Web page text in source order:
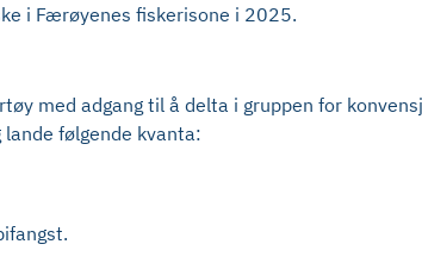
i Færøyenes fiskerisone i 2025.
med adgang til å delta i gruppen for
følgende kvanta: